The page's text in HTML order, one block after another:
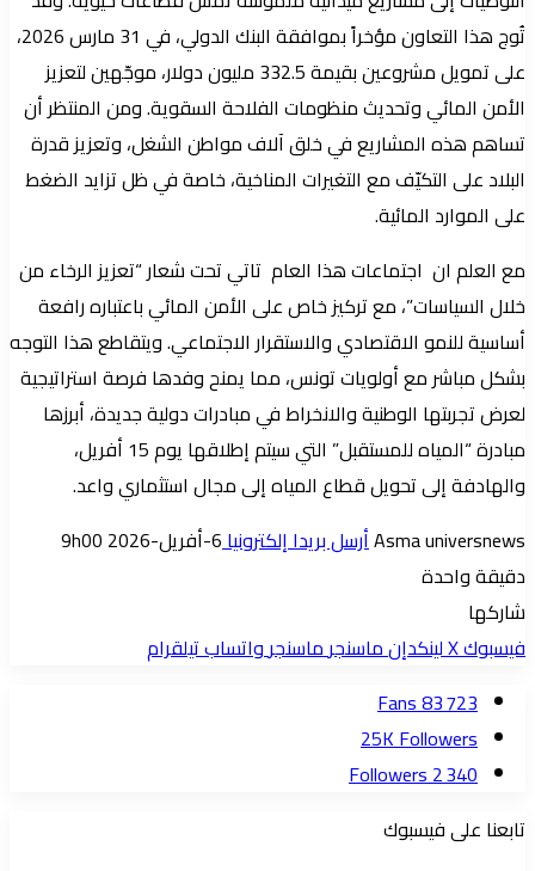
تُوج هذا التعاون مؤخراً بموافقة البنك الدولي، في 31 مارس 2026،
على تمويل مشروعين بقيمة 332.5 مليون دولار، موجّهين لتعزيز
الأمن المائي وتحديث منظومات الفلاحة السقوية. ومن المنتظر أن
تساهم هذه المشاريع في خلق آلاف مواطن الشغل، وتعزيز قدرة
البلاد على التكيّف مع التغيرات المناخية، خاصة في ظل تزايد الضغط
على الموارد المائية.
مع العلم ان اجتماعات هذا العام تاتي تحت شعار “تعزيز الرخاء من
خلال السياسات”، مع تركيز خاص على الأمن المائي باعتباره رافعة
أساسية للنمو الاقتصادي والاستقرار الاجتماعي. ويتقاطع هذا التوجه
بشكل مباشر مع أولويات تونس، مما يمنح وفدها فرصة استراتيجية
لعرض تجربتها الوطنية والانخراط في مبادرات دولية جديدة، أبرزها
مبادرة “المياه للمستقبل” التي سيتم إطلاقها يوم 15 أفريل،
والهادفة إلى تحويل قطاع المياه إلى مجال استثماري واعد.
Asma universnewsأرسل بريدا إلكترونيا6-أفريل-2026 9h00
دقيقة واحدة
شاركها
فيسبوك‫Xلينكدإنماسنجرماسنجرواتسابتيلقرام
83 723
Fans
25KFollowers
2 340
Followers
تابعنا على فيسبوك